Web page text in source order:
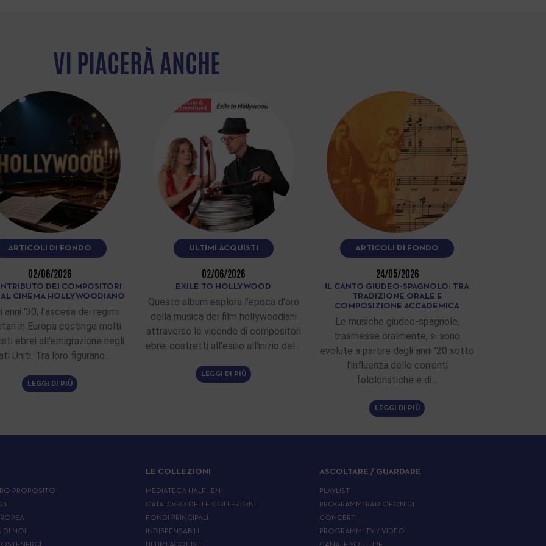
VI PIACERÀ ANCHE
ARTICOLI DI FONDO
02/06/2026
DEI COMPOSITORI
AL CINEMA HOLLYWOODIANO
anni '30, l'ascesa dei regimi
in Europa costinge molti
ebrei all'emigrazione negli
Uniti. Tra loro figurano…
LEGGI DI PIÙ
ULTIMI ACQUISTI
02/06/2026
EXILE TO HOLLYWOOD
Questo album esplora l'epoca d'oro
della musica dei film hollywoodiani
attraverso le vicende di compositori
ebrei costretti all'esilio all'inizio del…
LEGGI DI PIÙ
ARTICOLI DI FONDO
24/05/2026
IL CANTO GIUDEO-SPAGNOLO: TRA
TRADIZIONE ORALE E
COMPOSIZIONE ACCADEMICA
Le musiche giudeo-spagnole,
trasmesse oralmente, si sono
evolute a partire dagli anni '20 sotto
l'influenza delle correnti
folcloristiche e di…
LEGGI DI PIÙ
PROPOSITO
DI NOI
LE COLLEZIONI
MEDIATECA HALPHEN
CATALOGO DELLE COLLEZIONI
FONDI PRINCIPALI
INDISPENSABILI
ULTIMI ACQUISTI
ASCOLTARE / GUARDARE
PLAYLIST
PROGRAMMI RADIOFONICI
CONCERTI
PROGRAMMI TV / VIDEO
CANALE YOUTUBE